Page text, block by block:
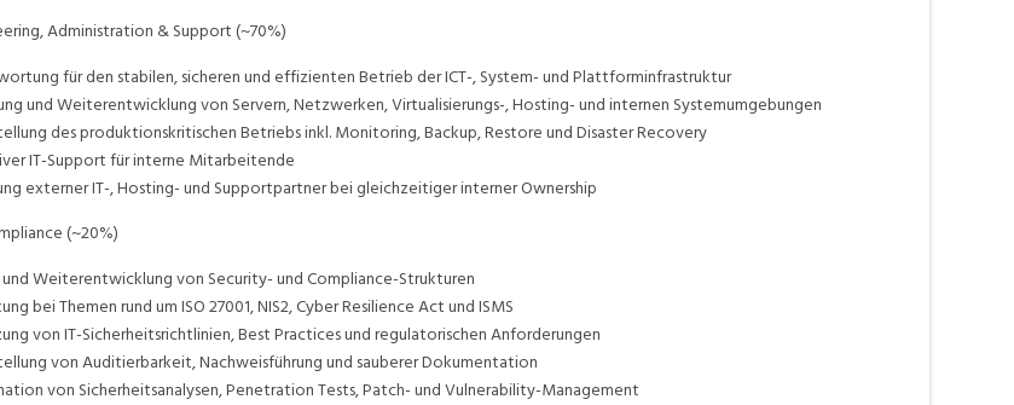
Administration & Support (~70%)
für den stabilen, sicheren und effizienten Betrieb der ICT-, System- und Plattforminfrastruktur
und Weiterentwicklung von Servern, Netzwerken, Virtualisierungs-, Hosting- und internen Systemumgebungen
des produktionskritischen Betriebs inkl. Monitoring, Backup, Restore und Disaster Recovery
IT-Support für interne Mitarbeitende
externer IT-, Hosting- und Supportpartner bei gleichzeitiger interner Ownership
(~20%)
Weiterentwicklung von Security- und Compliance-Strukturen
bei Themen rund um ISO 27001, NIS2, Cyber Resilience Act und ISMS
von IT-Sicherheitsrichtlinien, Best Practices und regulatorischen Anforderungen
von Auditierbarkeit, Nachweisführung und sauberer Dokumentation
von Sicherheitsanalysen, Penetration Tests, Patch- und Vulnerability-Management